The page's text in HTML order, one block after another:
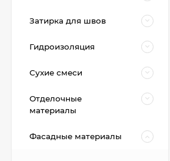
Затирка для швов
Гидроизоляция
Сухие смеси
Отделочные
материалы
Фасадные материалы